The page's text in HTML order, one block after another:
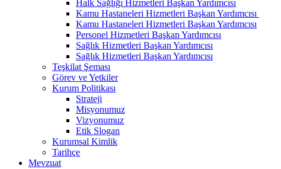
Halk Sağlığı Hizmetleri Başkan Yardımcısı
Kamu Hastaneleri Hizmetleri Başkan Yardımcısı ​
Kamu Hastaneleri Hizmetleri Başkan Yardımcısı
Personel Hizmetleri Başkan Yardımcısı
Sağlık Hizmetleri Başkan Yardımcısı
Sağlık Hizmetleri Başkan Yardımcısı
Teşkilat Şeması
Görev ve Yetkiler
Kurum Politikası
Strateji
Misyonumuz
Vizyonumuz
Etik Slogan
Kurumsal Kimlik
Tarihçe
Mevzuat